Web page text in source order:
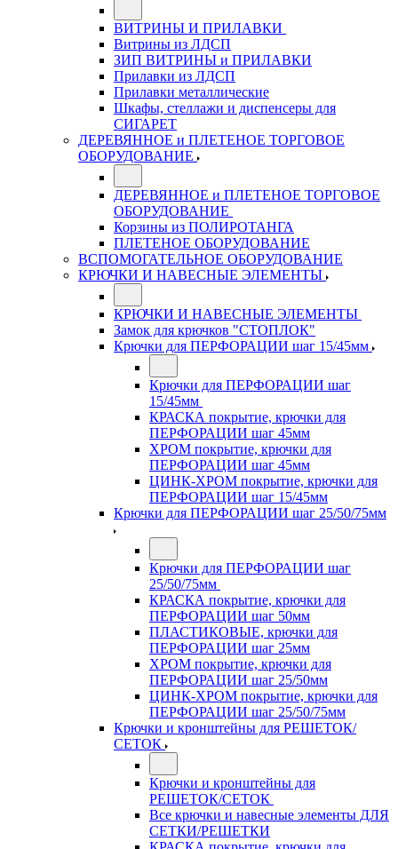
ВИТРИНЫ И ПРИЛАВКИ
Витрины из ЛДСП
ЗИП ВИТРИНЫ и ПРИЛАВКИ
Прилавки из ЛДСП
Прилавки металлические
Шкафы, стеллажи и диспенсеры для
СИГАРЕТ
ДЕРЕВЯННОЕ и ПЛЕТЕНОЕ ТОРГОВОЕ
ОБОРУДОВАНИЕ
ДЕРЕВЯННОЕ и ПЛЕТЕНОЕ ТОРГОВОЕ
ОБОРУДОВАНИЕ
Корзины из ПОЛИРОТАНГА
ПЛЕТЕНОЕ ОБОРУДОВАНИЕ
ВСПОМОГАТЕЛЬНОЕ ОБОРУДОВАНИЕ
КРЮЧКИ И НАВЕСНЫЕ ЭЛЕМЕНТЫ
КРЮЧКИ И НАВЕСНЫЕ ЭЛЕМЕНТЫ
Замок для крючков "СТОПЛОК"
Крючки для ПЕРФОРАЦИИ шаг 15/45мм
Крючки для ПЕРФОРАЦИИ шаг
15/45мм
КРАСКА покрытие, крючки для
ПЕРФОРАЦИИ шаг 45мм
ХРОМ покрытие, крючки для
ПЕРФОРАЦИИ шаг 45мм
ЦИНК-ХРОМ покрытие, крючки для
ПЕРФОРАЦИИ шаг 15/45мм
Крючки для ПЕРФОРАЦИИ шаг 25/50/75мм
Крючки для ПЕРФОРАЦИИ шаг
25/50/75мм
КРАСКА покрытие, крючки для
ПЕРФОРАЦИИ шаг 50мм
ПЛАСТИКОВЫЕ, крючки для
ПЕРФОРАЦИИ шаг 25мм
ХРОМ покрытие, крючки для
ПЕРФОРАЦИИ шаг 25/50мм
ЦИНК-ХРОМ покрытие, крючки для
ПЕРФОРАЦИИ шаг 25/50/75мм
Крючки и кронштейны для РЕШЕТОК/
СЕТОК
Крючки и кронштейны для
РЕШЕТОК/СЕТОК
Все крючки и навесные элементы ДЛЯ
СЕТКИ/РЕШЕТКИ